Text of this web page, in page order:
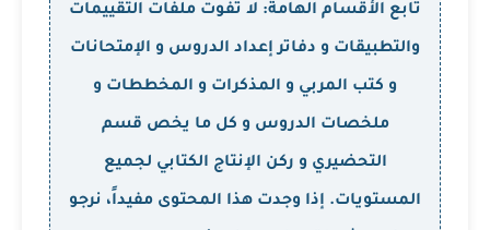
تابع الأقسام الهامة: لا تفوت ملفات التقييمات
والتطبيقات و دفاتر إعداد الدروس و الإمتحانات
و كتب المربي و المذكرات و المخططات و
ملخصات الدروس و كل ما يخص قسم
التحضيري و ركن الإنتاج الكتابي لجميع
المستويات. إذا وجدت هذا المحتوى مفيداً، نرجو